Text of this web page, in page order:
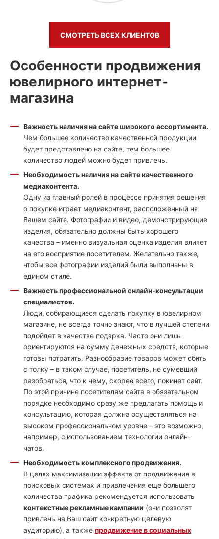
СМОТРЕТЬ ВСЕХ КЛИЕНТОВ
Особенности продвижения
ювелирного интернет-
магазина
Важность наличия на сайте широкого ассортимента.
Чем большее количество качественной продукции
будет представлено на сайте, тем большее
количество людей можно будет привлечь.
Необходимость наличия на сайте качественного
медиаконтента.
Одну из главный ролей в процессе принятия решения
о покупке играет медиаконтент, расположенный на
Вашем сайте. Фотографии и видео, демонстрирующие
изделия, обязательно должны быть хорошего
качества – именно визуальная оценка изделия влияет
на его восприятие посетителем. Желательно также,
чтобы все фотографии изделий были выполнены в
едином стиле.
Важность профессиональной онлайн-консультации
специалистов.
Люди, собирающиеся сделать покупку в ювелирном
магазине, не всегда точно знают, что в лучшей степени
подойдет в качестве подарка. Часто они лишь
ориентируются на сумму денежных средств, которые
готовы потратить. Разнообразие товаров может сбить
с толку – в таком случае, посетитель, не сумевший
разобраться, что к чему, скорее всего, покинет сайт.
По этой причине посетителям сайта в обязательном
порядке необходимо сразу же предлагать помощь и
консультацию, которая должна осуществляться на
высоком профессиональном уровне – это возможно,
например, с использованием технологии онлайн-
чатов.
Необходимость комплексного продвижения.
В целях максимизации эффекта от продвижения в
поисковых системах и привлечения еще большего
количества трафика рекомендуется использовать
контекстные рекламные кампании (они позволят
привлечь на Ваш сайт конкретную целевую
аудиторию), а также продвижение в социальных